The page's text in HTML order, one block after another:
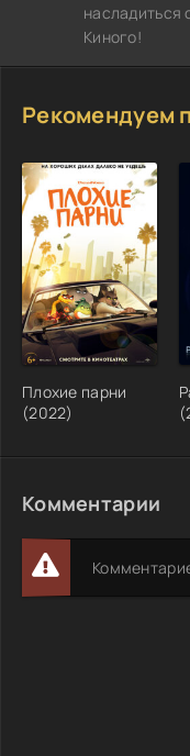
насладиться
Киного!
Рекомендуем
Плохие парни
(2022)
Комментарии